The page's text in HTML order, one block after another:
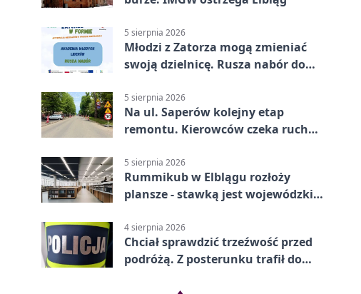
5 sierpnia 2026
Młodzi z Zatorza mogą zmieniać
swoją dzielnicę. Rusza nabór do
5 sierpnia 2026
Na ul. Saperów kolejny etap
remontu. Kierowców czeka ruch
5 sierpnia 2026
Rummikub w Elblągu rozłoży
plansze - stawką jest wojewódzki
4 sierpnia 2026
Chciał sprawdzić trzeźwość przed
podróżą. Z posterunku trafił do